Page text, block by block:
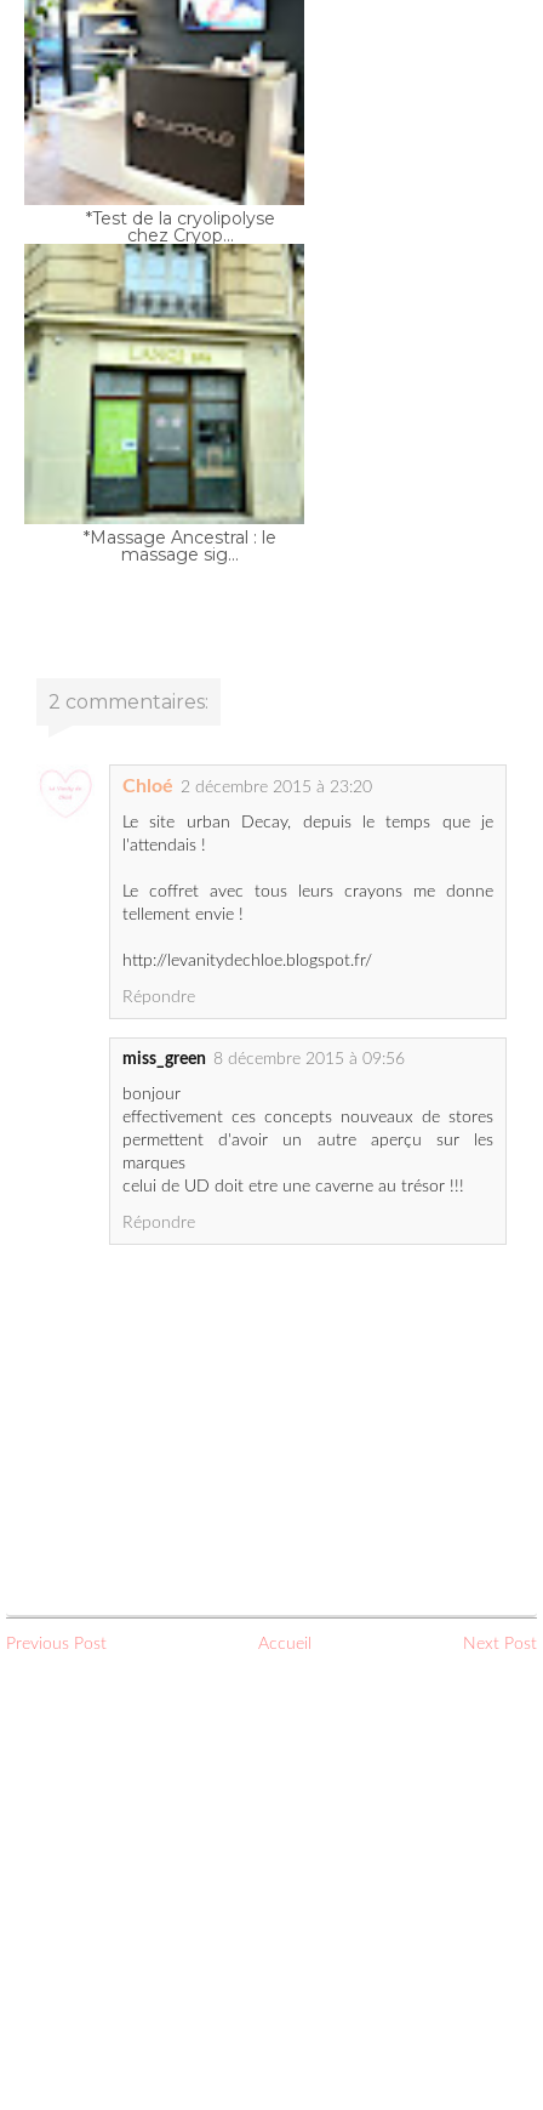
*Test de la cryolipolyse
chez Cryop...
*Massage Ancestral : le
massage sig...
2 commentaires:
Chloé 2 décembre 2015 à 23:20
Le site urban Decay, depuis le temps que je
l'attendais !
Le coffret avec tous leurs crayons me donne
tellement envie !
http://levanitydechloe.blogspot.fr/
Répondre
miss_green 8 décembre 2015 à 09:56
bonjour
effectivement ces concepts nouveaux de stores
permettent d'avoir un autre aperçu sur les
marques
celui de UD doit etre une caverne au trésor !!!
Répondre
Previous Post Accueil Next Post